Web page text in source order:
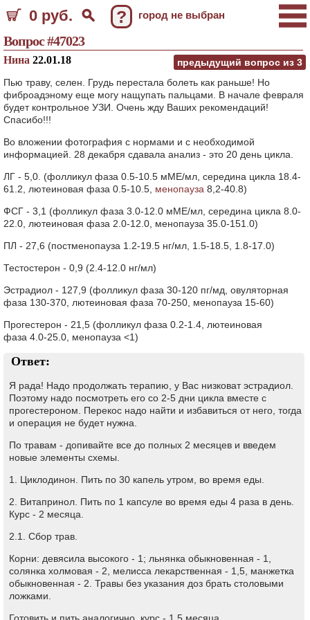
0 руб. ? город не выбран
Вопрос #47023
предыдущий вопрос из 3
Нина 22.01.18
Пью траву, селен. Грудь перестала болеть как раньше! Но
фиброадэному еще могу нащупать пальцами. В начале февраля
будет контрольное УЗИ. Очень жду Ваших рекомендаций!
Спасибо!!!
Во вложении фотография с нормами и с необходимой
информацией. 28 декабря сдавала анализ - это 20 день цикла.
ЛГ - 5,0. (фолликул фаза 0.5-10.5 мМЕ/мл, середина цикла 18.4-
61.2, лютеиновая фаза 0.5-10.5, менопауза 8,2-40.8)
ФСГ - 3,1 (фолликул фаза 3.0-12.0 мМЕ/мл, середина цикла 8.0-
22.0, лютеиновая фаза 2.0-12.0, менопауза 35.0-151.0)
ПЛ - 27,6 (постменопауза 1.2-19.5 нг/мл, 1.5-18.5, 1.8-17.0)
Тестостерон - 0,9 (2.4-12.0 нг/мл)
Эстрадиол - 127,9 (фолликул фаза 30-120 пг/мд, овуляторная
фаза 130-370, лютеиновая фаза 70-250, менопауза 15-60)
Прогестерон - 21,5 (фолликул фаза 0.2-1.4, лютеиновая
фаза 4.0-25.0, менопауза <1)
Ответ:
Я рада! Надо продолжать терапию, у Вас низковат эстрадиол.
Поэтому надо посмотреть его со 2-5 дни цикла вместе с
прогестероном. Перекос надо найти и избавиться от него, тогда
и операция не будет нужна.
По травам - допивайте все до полных 2 месяцев и введем
новые элементы схемы.
1. Циклодинон. Пить по 30 капель утром, во время еды.
2. Витапринол. Пить по 1 капсуле во время еды 4 раза в день.
Курс - 2 месяца.
2.1. Сбор трав.
Корни: девясила высокого - 1; льнянка обыкновенная - 1,
солянка холмовая - 2, мелисса лекарственная - 1,5, манжетка
обыкновенная - 2. Травы без указания доз брать столовыми
ложками.